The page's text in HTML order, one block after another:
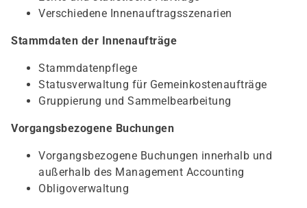
Verschiedene Innenauftragsszenarien
Stammdaten der Innenaufträge
Stammdatenpflege
Statusverwaltung für Gemeinkostenaufträge
Gruppierung und Sammelbearbeitung
Vorgangsbezogene Buchungen
Vorgangsbezogene Buchungen innerhalb und
außerhalb des Management Accounting
Obligoverwaltung